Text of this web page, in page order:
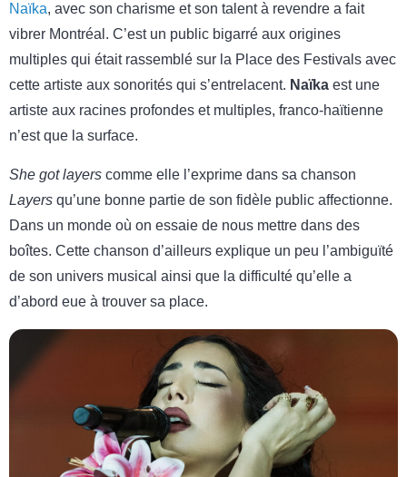
Naïka, avec son charisme et son talent à revendre a fait
vibrer Montréal. C’est un public bigarré aux origines
multiples qui était rassemblé sur la Place des Festivals avec
cette artiste aux sonorités qui s’entrelacent. Naïka est une
artiste aux racines profondes et multiples, franco-haïtienne
n’est que la surface.
She got layers comme elle l’exprime dans sa chanson
Layers qu’une bonne partie de son fidèle public affectionne.
Dans un monde où on essaie de nous mettre dans des
boîtes. Cette chanson d’ailleurs explique un peu l’ambiguïté
de son univers musical ainsi que la difficulté qu’elle a
d’abord eue à trouver sa place.